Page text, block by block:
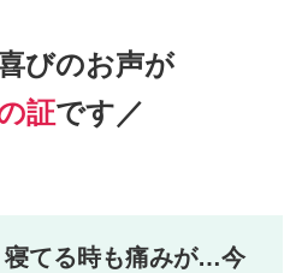
びのお声が
証です／
寝てる時も痛みが…今